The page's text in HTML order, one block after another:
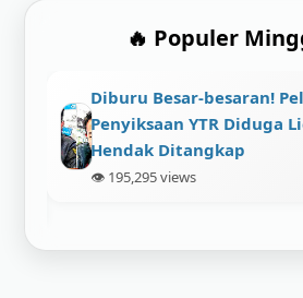
🔥 Populer
Viral! Maling Gasak Vario
Malah Tinggalin Motor
👁️ 113,216 views